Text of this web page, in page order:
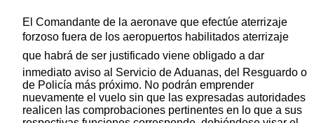
El Comandante de la aeronave que efectúe aterrizaje
forzoso fuera de los aeropuertos habilitados aterrizaje
que habrá de ser justificado viene obligado a dar
inmediato aviso al Servicio de Aduanas, del Resguardo o
de Policía más próximo. No podrán emprender
nuevamente el vuelo sin que las expresadas autoridades
realicen las comprobaciones pertinentes en lo que a sus